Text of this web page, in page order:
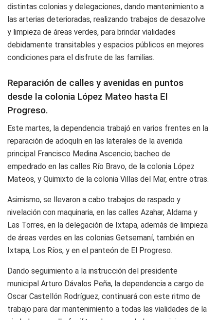
distintas colonias y delegaciones, dando mantenimiento a
las arterias deterioradas, realizando trabajos de desazolve
y limpieza de áreas verdes, para brindar vialidades
debidamente transitables y espacios públicos en mejores
condiciones para el disfrute de las familias.
Reparación de calles y avenidas en puntos
desde la colonia López Mateo hasta El
Progreso.
Este martes, la dependencia trabajó en varios frentes en la
reparación de adoquín en las laterales de la avenida
principal Francisco Medina Ascencio; bacheo de
empedrado en las calles Río Bravo, de la colonia López
Mateos, y Quimixto de la colonia Villas del Mar, entre otras.
Asimismo, se llevaron a cabo trabajos de raspado y
nivelación con maquinaria, en las calles Azahar, Aldama y
Las Torres, en la delegación de Ixtapa, además de limpieza
de áreas verdes en las colonias Getsemaní, también en
Ixtapa, Los Ríos, y en el panteón de El Progreso.
Dando seguimiento a la instrucción del presidente
municipal Arturo Dávalos Peña, la dependencia a cargo de
Oscar Castellón Rodríguez, continuará con este ritmo de
trabajo para dar mantenimiento a todas las vialidades de la